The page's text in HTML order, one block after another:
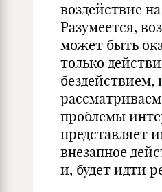
воздействие
Разумеется,
может быть
только
бездействием,
проблемы
представляет
внезапное
и, будет идти